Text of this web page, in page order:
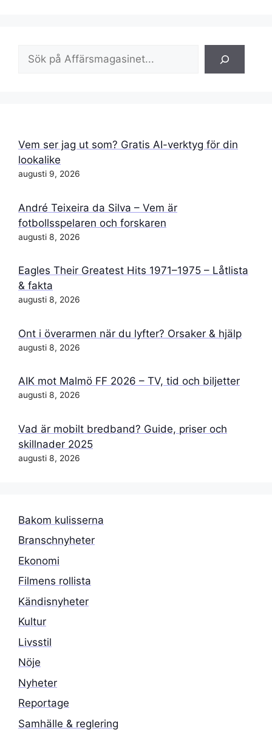
Sök
Vem ser jag ut som? Gratis AI-verktyg för din
lookalike
augusti 9, 2026
André Teixeira da Silva – Vem är
fotbollsspelaren och forskaren
augusti 8, 2026
Eagles Their Greatest Hits 1971–1975 – Låtlista
& fakta
augusti 8, 2026
Ont i överarmen när du lyfter? Orsaker & hjälp
augusti 8, 2026
AIK mot Malmö FF 2026 – TV, tid och biljetter
augusti 8, 2026
Vad är mobilt bredband? Guide, priser och
skillnader 2025
augusti 8, 2026
Bakom kulisserna
Branschnyheter
Ekonomi
Filmens rollista
Kändisnyheter
Kultur
Livsstil
Nöje
Nyheter
Reportage
Samhälle & reglering